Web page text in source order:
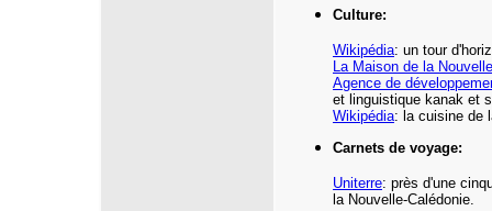
Culture:
Wikipédia: un tour
La Maison de la
Agence de
et linguistique kanak et
Wikipédia: la cuisine de
Carnets de voyage:
Uniterre: près d'une
la Nouvelle-Calédonie.